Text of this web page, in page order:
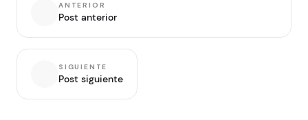
ANTERIOR
Post anterior
SIGUIENTE
Post siguiente